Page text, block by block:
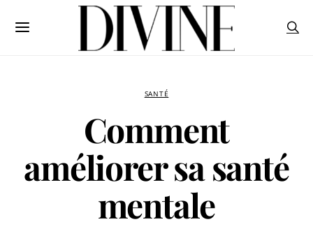
SANTÉ
Comment
améliorer sa santé
mentale